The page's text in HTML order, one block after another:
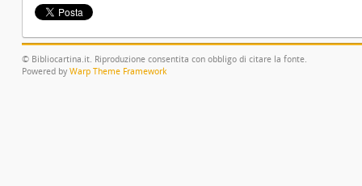
© Bibliocartina.it. Riproduzione consentita con obbligo di citare la fonte.
Powered by Warp Theme Framework